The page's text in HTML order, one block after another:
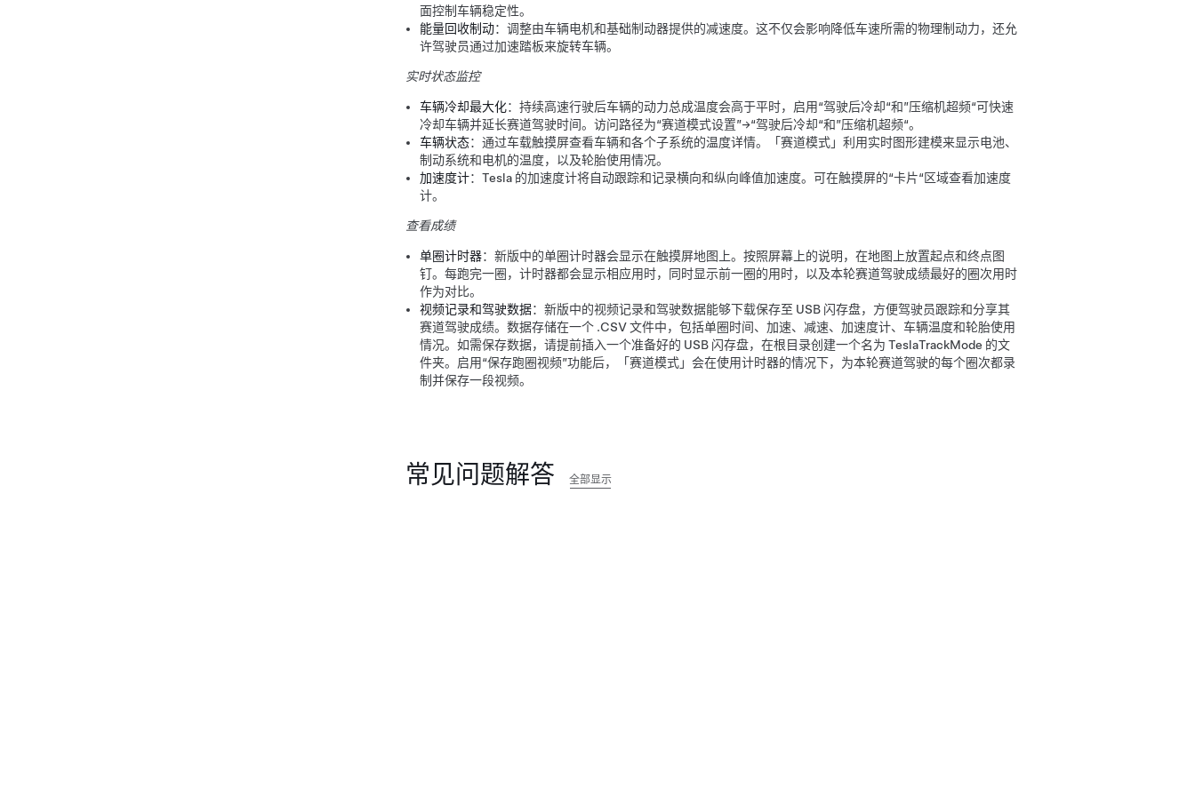
面控制车辆稳定性。
能量回收制动：调整由车辆电机和基础制动器提供的减速度。这不仅会影响降低车速所需的物理制动力，还允
许驾驶员通过加速踏板来旋转车辆。
实时状态监控
车辆冷却最大化：持续高速行驶后车辆的动力总成温度会高于平时，启用“驾驶后冷却“和”压缩机超频“可快速
冷却车辆并延长赛道驾驶时间。访问路径为“赛道模式设置”->“驾驶后冷却“和”压缩机超频“。
车辆状态：通过车载触摸屏查看车辆和各个子系统的温度详情。「赛道模式」利用实时图形建模来显示电池、
制动系统和电机的温度，以及轮胎使用情况。
加速度计：Tesla 的加速度计将自动跟踪和记录横向和纵向峰值加速度。可在触摸屏的“卡片“区域查看加速度
计。
查看成绩
单圈计时器：新版中的单圈计时器会显示在触摸屏地图上。按照屏幕上的说明，在地图上放置起点和终点图
钉。每跑完一圈，计时器都会显示相应用时，同时显示前一圈的用时，以及本轮赛道驾驶成绩最好的圈次用时
作为对比。
视频记录和驾驶数据：新版中的视频记录和驾驶数据能够下载保存至 USB 闪存盘，方便驾驶员跟踪和分享其
赛道驾驶成绩。数据存储在一个 .CSV 文件中，包括单圈时间、加速、减速、加速度计、车辆温度和轮胎使用
情况。如需保存数据，请提前插入一个准备好的 USB 闪存盘，在根目录创建一个名为 TeslaTrackMode 的文
件夹。启用“保存跑圈视频”功能后，「赛道模式」会在使用计时器的情况下，为本轮赛道驾驶的每个圈次都录
制并保存一段视频。
常见问题解答 全部显示